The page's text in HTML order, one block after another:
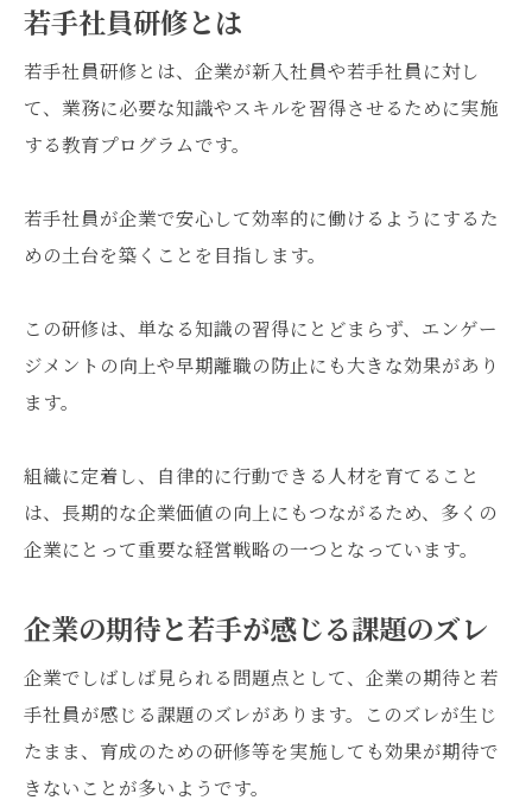
若手社員研修とは
若手社員研修とは、企業が新入社員や若手社員に対し
て、業務に必要な知識やスキルを習得させるために実施
する教育プログラムです。
若手社員が企業で安心して効率的に働けるようにするた
めの土台を築くことを目指します。
この研修は、単なる知識の習得にとどまらず、エンゲー
ジメントの向上や早期離職の防止にも大きな効果があり
ます。
組織に定着し、自律的に行動できる人材を育てること
は、長期的な企業価値の向上にもつながるため、多くの
企業にとって重要な経営戦略の一つとなっています。
企業の期待と若手が感じる課題のズレ
企業でしばしば見られる問題点として、企業の期待と若
手社員が感じる課題のズレがあります。このズレが生じ
たまま、育成のための研修等を実施しても効果が期待で
きないことが多いようです。